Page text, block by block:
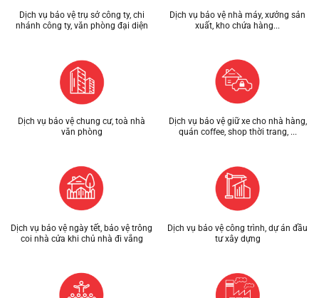
Dịch vụ bảo vệ trụ sở công ty, chi
nhánh công ty, văn phòng đại diện
Dịch vụ bảo vệ nhà máy, xưởng sản
xuất, kho chứa hàng...
Dịch vụ bảo vệ chung cư, toà nhà
văn phòng
Dịch vụ bảo vệ giữ xe cho nhà hàng,
quán coffee, shop thời trang, ...
Dịch vụ bảo vệ ngày tết, bảo vệ trông
coi nhà cửa khi chủ nhà đi vắng
Dịch vụ bảo vệ công trình, dự án đầu
tư xây dựng